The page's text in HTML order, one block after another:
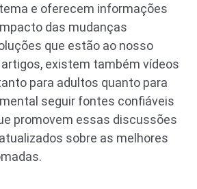
e oferecem informações
das mudanças
que estão ao nosso
existem também vídeos
para adultos quanto para
seguir fontes confiáveis
promovem essas discussões
sobre as melhores